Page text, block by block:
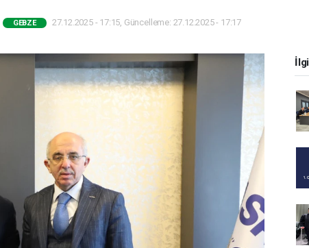
GEBZE 27.12.2025 - 17:15, Güncelleme: 27.12.2025 - 17:17